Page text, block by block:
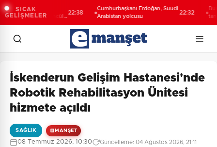
SICAK
GELİŞMELER
Biba:
bütüncül
22:38
Cumhurbaşkanı Erdoğan, Suudi
Arabistan yolcusu
22:32
Bursa’da
tanıtıldı...
İskenderun Gelişim Hastanesi'nde
Robotik Rehabilitasyon Ünitesi
hizmete açıldı
SAĞLIK MANŞET
08 Temmuz 2026, 10:30 Güncelleme: 04 Ağustos 2026, 21:11